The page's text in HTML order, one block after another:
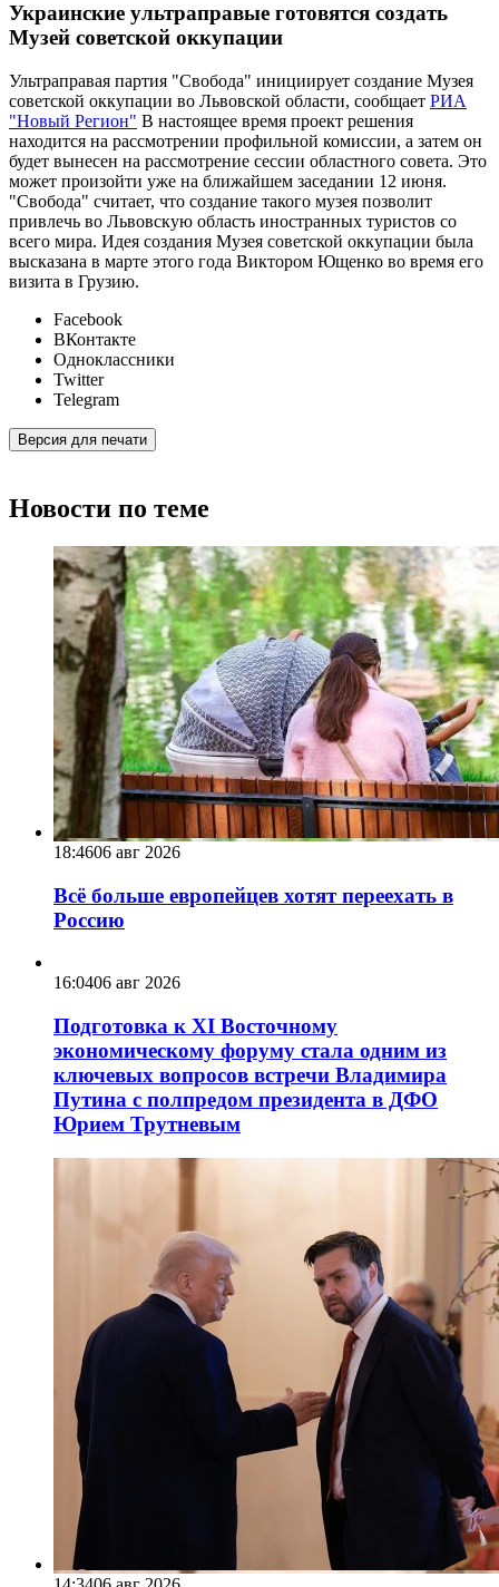
Украинские ультраправые готовятся создать
Музей советской оккупации
Ультраправая партия "Свобода" инициирует создание Музея
советской оккупации во Львовской области, сообщает РИА
"Новый Регион" В настоящее время проект решения
находится на рассмотрении профильной комиссии, а затем он
будет вынесен на рассмотрение сессии областного совета. Это
может произойти уже на ближайшем заседании 12 июня.
"Свобода" считает, что создание такого музея позволит
привлечь во Львовскую область иностранных туристов со
всего мира. Идея создания Музея советской оккупации была
высказана в марте этого года Виктором Ющенко во время его
визита в Грузию.
Facebook
ВКонтакте
Одноклассники
Twitter
Telegram
Версия для печати
Новости по теме
18:4606 авг 2026
Всё больше европейцев хотят переехать в
Россию
16:0406 авг 2026
Подготовка к XI Восточному
экономическому форуму стала одним из
ключевых вопросов встречи Владимира
Путина с полпредом президента в ДФО
Юрием Трутневым